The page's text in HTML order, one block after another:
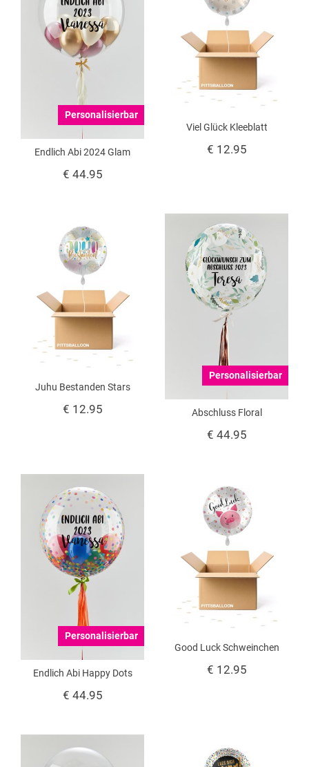
Personalisierbar
Endlich Abi 2024 Glam
€ 44.95
Viel Glück Kleeblatt
€ 12.95
Personalisierbar
Abschluss Floral
€ 44.95
Juhu Bestanden Stars
€ 12.95
Personalisierbar
Endlich Abi Happy Dots
€ 44.95
Good Luck Schweinchen
€ 12.95